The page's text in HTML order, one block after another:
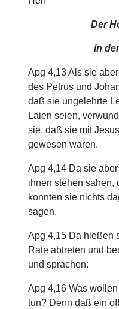
Der
in
Apg 4,13 Als sie
des Petrus und
daß sie ungelehrte
Laien seien,
sie, daß sie mit Jesus
gewesen waren.
Apg 4,14 Da sie
ihnen stehen sahen,
konnten sie nichts
sagen.
Apg 4,15 Da hießen
Rate abtreten und
und sprachen:
Apg 4,16 Was
tun? Denn daß ein